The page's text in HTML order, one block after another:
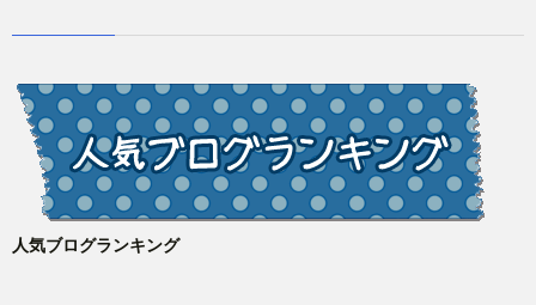
人気ブログランキング